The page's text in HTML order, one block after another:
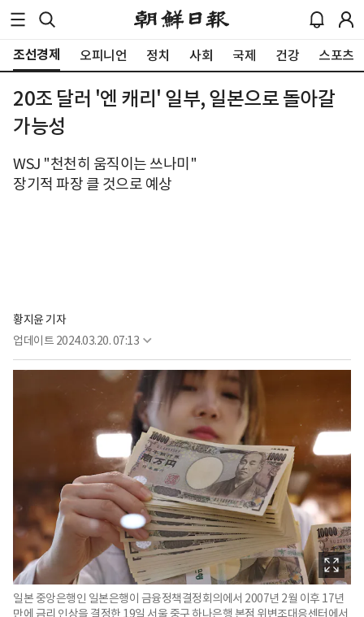
조선경제 오피니언 정치 사회 국제 건강 스포츠
20조 달러 '엔 캐리' 일부, 일본으로 돌아갈
가능성
WSJ "천천히 움직이는 쓰나미"
장기적 파장 클 것으로 예상
황지윤 기자
업데이트 2024.03.20. 07:13
일본 중앙은행인 일본은행이 금융정책결정회의에서 2007년 2월 이후 17년
만에 금리 인상을 결정한 19일 서울 중구 하나은행 본점 위변조대응센터에서